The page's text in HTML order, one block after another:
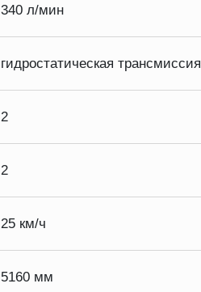
340 л/мин
гидростатическая трансмиссия
2
2
25 км/ч
5160 мм